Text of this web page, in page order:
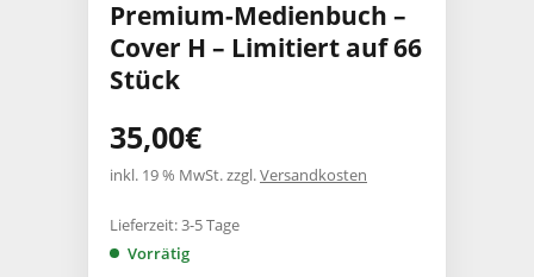
Premium-Medienbuch –
Cover H – Limitiert auf 66
Stück
35,00€
inkl. 19 % MwSt.zzgl.Versandkosten
Lieferzeit:3-5 Tage
Vorrätig